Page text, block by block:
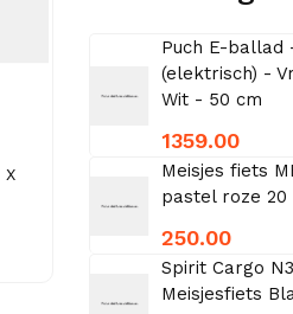
X
Puch E-ballad
(elektrisch) -
Wit - 50 cm
1359.00
Meisjes fiets
pastel roze 20
250.00
Spirit Cargo N3
Meisjesfiets